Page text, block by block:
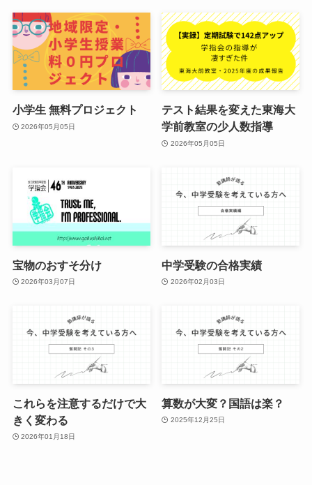
小学生 無料プロジェクト
2026年05月05日
テスト結果を変えた東海大
学前教室の少人数指導
2026年05月05日
宝物のおすそ分け
2026年03月07日
中学受験の合格実績
2026年02月03日
これらを注意するだけで大
きく変わる
2026年01月18日
算数が大変？国語は楽？
2025年12月25日